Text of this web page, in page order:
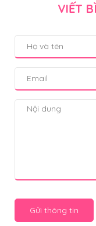
VIẾT
Gửi thông tin